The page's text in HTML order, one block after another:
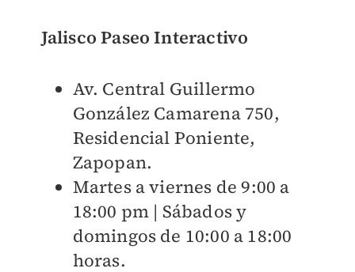
Jalisco Paseo Interactivo
Av. Central Guillermo
González Camarena 750,
Residencial Poniente,
Zapopan.
Martes a viernes de 9:00 a
18:00 pm | Sábados y
domingos de 10:00 a 18:00
horas.